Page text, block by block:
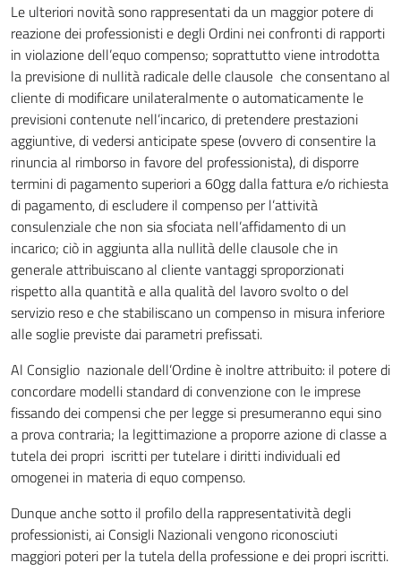
Le ulteriori novità sono rappresentati da un maggior potere di
reazione dei professionisti e degli Ordini nei confronti di rapporti
in violazione dell’equo compenso; soprattutto viene introdotta
la previsione di nullità radicale delle clausole che consentano al
cliente di modificare unilateralmente o automaticamente le
previsioni contenute nell’incarico, di pretendere prestazioni
aggiuntive, di vedersi anticipate spese (ovvero di consentire la
rinuncia al rimborso in favore del professionista), di disporre
termini di pagamento superiori a 60gg dalla fattura e/o richiesta
di pagamento, di escludere il compenso per l’attività
consulenziale che non sia sfociata nell’affidamento di un
incarico; ciò in aggiunta alla nullità delle clausole che in
generale attribuiscano al cliente vantaggi sproporzionati
rispetto alla quantità e alla qualità del lavoro svolto o del
servizio reso e che stabiliscano un compenso in misura inferiore
alle soglie previste dai parametri prefissati.
Al Consiglio nazionale dell’Ordine è inoltre attribuito: il potere di
concordare modelli standard di convenzione con le imprese
fissando dei compensi che per legge si presumeranno equi sino
a prova contraria; la legittimazione a proporre azione di classe a
tutela dei propri iscritti per tutelare i diritti individuali ed
omogenei in materia di equo compenso.
Dunque anche sotto il profilo della rappresentatività degli
professionisti, ai Consigli Nazionali vengono riconosciuti
maggiori poteri per la tutela della professione e dei propri iscritti.